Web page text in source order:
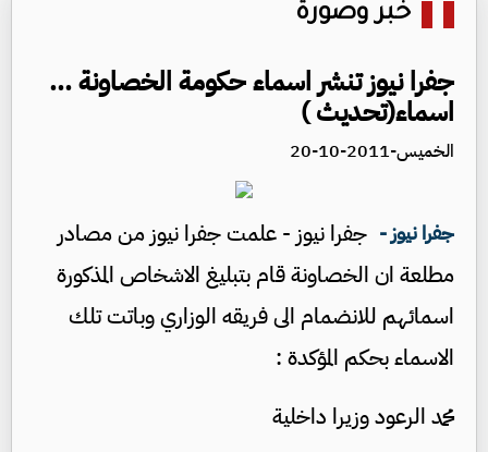
خبر وصورة
جفرا نيوز تنشر اسماء حكومة الخصاونة ...
اسماء(تحديث )
الخميس-2011-10-20
جفرا نيوز - جفرا نيوز - علمت جفرا نيوز من مصادر
مطلعة ان الخصاونة قام بتبليغ الاشخاص المذكورة
اسمائهم للانضمام الى فريقه الوزاري وباتت تلك
الاسماء بحكم المؤكدة :
محمد الرعود وزيرا داخلية